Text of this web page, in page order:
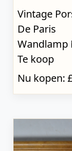
Vintage
De Paris
Wandlamp
Te koop
Nu kopen: